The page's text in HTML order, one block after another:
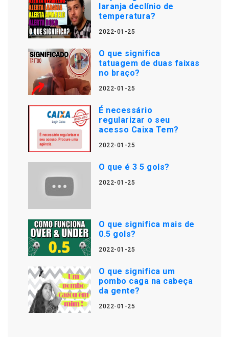
laranja declínio de
temperatura?
2022-01-25
O que significa
tatuagem de duas faixas
no braço?
2022-01-25
É necessário
regularizar o seu
acesso Caixa Tem?
2022-01-25
O que é 3 5 gols?
2022-01-25
O que significa mais de
0.5 gols?
2022-01-25
O que significa um
pombo caga na cabeça
da gente?
2022-01-25